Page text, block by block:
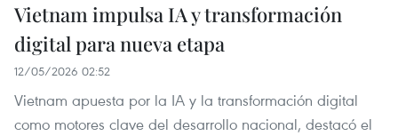
Vietnam impulsa IA y transformación
digital para nueva etapa
12/05/2026 02:52
Vietnam apuesta por la IA y la transformación digital
como motores clave del desarrollo nacional, destacó el